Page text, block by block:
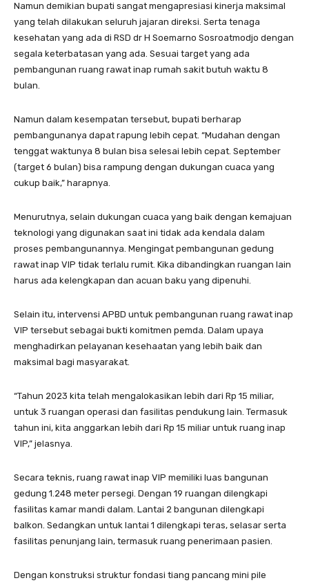
Namun demikian bupati sangat mengapresiasi kinerja maksimal
yang telah dilakukan seluruh jajaran direksi. Serta tenaga
kesehatan yang ada di RSD dr H Soemarno Sosroatmodjo dengan
segala keterbatasan yang ada. Sesuai target yang ada
pembangunan ruang rawat inap rumah sakit butuh waktu 8
bulan.
Namun dalam kesempatan tersebut, bupati berharap
pembangunanya dapat rapung lebih cepat. “Mudahan dengan
tenggat waktunya 8 bulan bisa selesai lebih cepat. September
(target 6 bulan) bisa rampung dengan dukungan cuaca yang
cukup baik,” harapnya.
Menurutnya, selain dukungan cuaca yang baik dengan kemajuan
teknologi yang digunakan saat ini tidak ada kendala dalam
proses pembangunannya. Mengingat pembangunan gedung
rawat inap VIP tidak terlalu rumit. Kika dibandingkan ruangan lain
harus ada kelengkapan dan acuan baku yang dipenuhi.
Selain itu, intervensi APBD untuk pembangunan ruang rawat inap
VIP tersebut sebagai bukti komitmen pemda. Dalam upaya
menghadirkan pelayanan kesehaatan yang lebih baik dan
maksimal bagi masyarakat.
“Tahun 2023 kita telah mengalokasikan lebih dari Rp 15 miliar,
untuk 3 ruangan operasi dan fasilitas pendukung lain. Termasuk
tahun ini, kita anggarkan lebih dari Rp 15 miliar untuk ruang inap
VIP,” jelasnya.
Secara teknis, ruang rawat inap VIP memiliki luas bangunan
gedung 1.248 meter persegi. Dengan 19 ruangan dilengkapi
fasilitas kamar mandi dalam. Lantai 2 bangunan dilengkapi
balkon. Sedangkan untuk lantai 1 dilengkapi teras, selasar serta
fasilitas penunjang lain, termasuk ruang penerimaan pasien.
Dengan konstruksi struktur fondasi tiang pancang mini pile